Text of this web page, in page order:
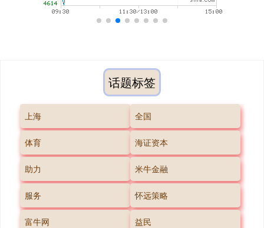
话题标签
上海 全国
体育 海证资本
助力 米牛金融
服务 怀远策略
富牛网 益民